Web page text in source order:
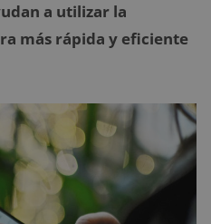
a utilizar la
más rápida y eficiente